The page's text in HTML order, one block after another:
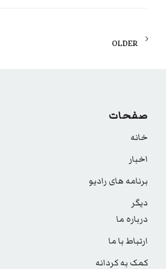
Posts
navigation
OLDER
صفحات
خانه
اخبار
برنامه های رادیو
دیگر
درباره ما
ارتباط با ما
کمک به کردانه